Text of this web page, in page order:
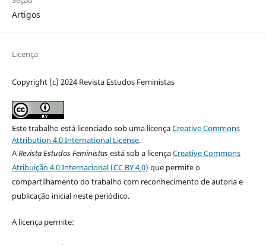
Artigos
Licença
Copyright (c) 2024 Revista Estudos Feministas
Este trabalho está licenciado sob uma licençaCreative Commons
Attribution 4.0 International License.
ARevista Estudos Feministasestá sob a licençaCreative Commons
Atribuição 4.0 Internacional (CC BY 4.0) que permite o
compartilhamento do trabalho com reconhecimento de autoria e
publicação inicial neste periódico.
A licença permite: